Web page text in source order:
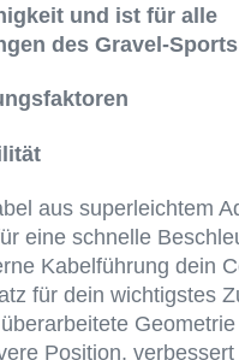
und ist für alle
des Gravel-
aus superleichtem
eine schnelle
Kabelführung dein
für dein wichtigstes
Position, verbessert